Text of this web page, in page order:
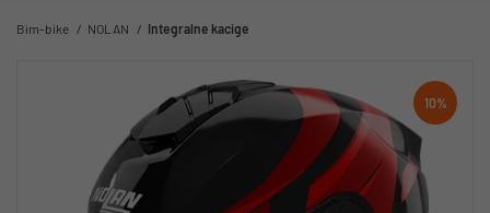
Bim-bike NOLAN Integralne kacige
10%